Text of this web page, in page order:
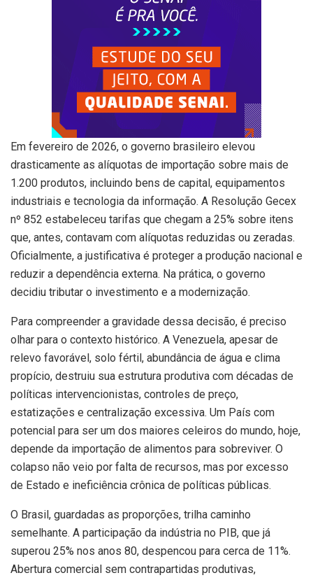
Em fevereiro de 2026, o governo brasileiro elevou
drasticamente as alíquotas de importação sobre mais de
1.200 produtos, incluindo bens de capital, equipamentos
industriais e tecnologia da informação. A Resolução Gecex
nº 852 estabeleceu tarifas que chegam a 25% sobre itens
que, antes, contavam com alíquotas reduzidas ou zeradas.
Oficialmente, a justificativa é proteger a produção nacional e
reduzir a dependência externa. Na prática, o governo
decidiu tributar o investimento e a modernização.
Para compreender a gravidade dessa decisão, é preciso
olhar para o contexto histórico. A Venezuela, apesar de
relevo favorável, solo fértil, abundância de água e clima
propício, destruiu sua estrutura produtiva com décadas de
políticas intervencionistas, controles de preço,
estatizações e centralização excessiva. Um País com
potencial para ser um dos maiores celeiros do mundo, hoje,
depende da importação de alimentos para sobreviver. O
colapso não veio por falta de recursos, mas por excesso
de Estado e ineficiência crônica de políticas públicas.
O Brasil, guardadas as proporções, trilha caminho
semelhante. A participação da indústria no PIB, que já
superou 25% nos anos 80, despencou para cerca de 11%.
Abertura comercial sem contrapartidas produtivas,